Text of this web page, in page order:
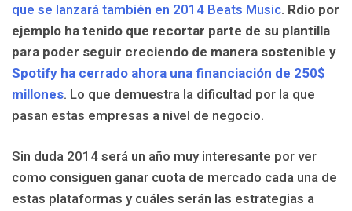
que se lanzará también en 2014 Beats Music. Rdio por
ejemplo ha tenido que recortar parte de su plantilla
para poder seguir creciendo de manera sostenible y
Spotify ha cerrado ahora una financiación de 250$
millones. Lo que demuestra la dificultad por la que
pasan estas empresas a nivel de negocio.
Sin duda 2014 será un año muy interesante por ver
como consiguen ganar cuota de mercado cada una de
estas plataformas y cuáles serán las estrategias a